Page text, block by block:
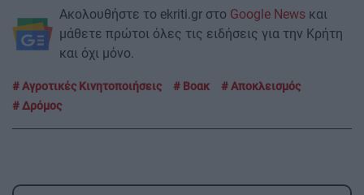
Ακολουθήστε το ekriti.gr στο Google News και
μάθετε πρώτοι όλες τις ειδήσεις για την Κρήτη
και όχι μόνο.
Αγροτικές Κινητοποιήσεις Βοακ
Αποκλεισμός
Δρόμος